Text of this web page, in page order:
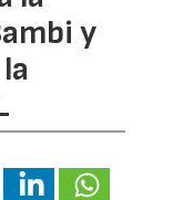
y